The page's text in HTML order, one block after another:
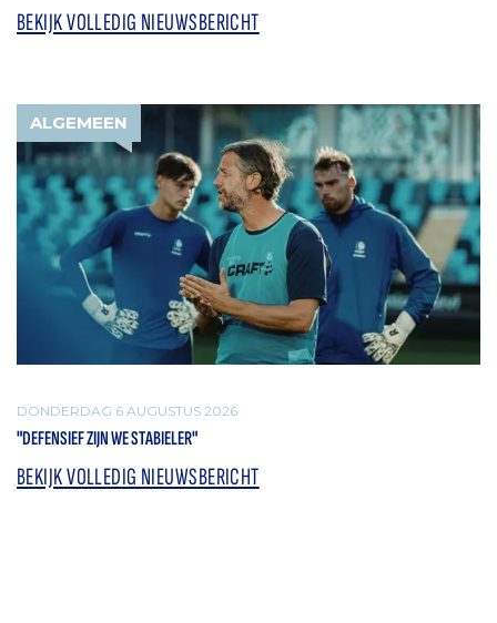
BEKIJK VOLLEDIG NIEUWSBERICHT
ALGEMEEN
DONDERDAG 6 AUGUSTUS 2026
"DEFENSIEF ZIJN WE STABIELER"
BEKIJK VOLLEDIG NIEUWSBERICHT